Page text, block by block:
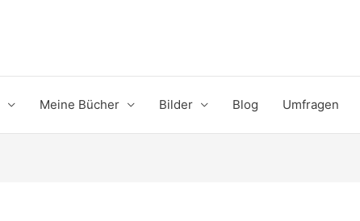
Meine Bücher Bilder Blog Umfragen